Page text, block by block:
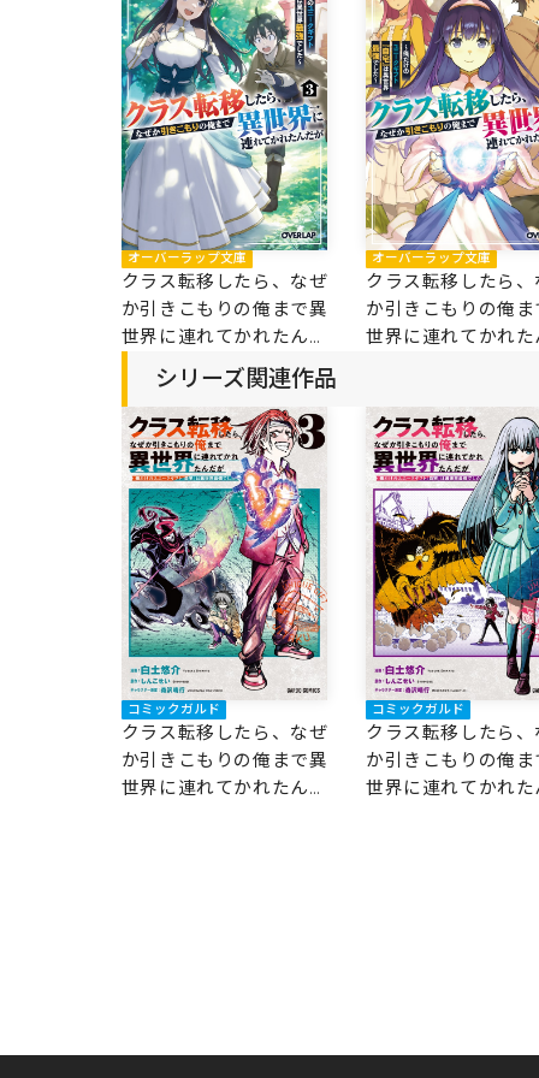
オーバーラップ文庫
クラス転移したら、なぜ
か引きこもりの俺まで異
世界に連れてかれたんだ
が 3 ～俺だけのユニー
クギフト『自宅』は異世
界最強でした～
オーバーラップ文庫
クラス転移したら、
か引きこもりの俺ま
世界に連れてかれた
界最強でした～
シリーズ関連作品
コミックガルド
クラス転移したら、なぜ
か引きこもりの俺まで異
世界に連れてかれたんだ
コミックガルド
クラス転移したら、
か引きこもりの俺ま
世界に連れてかれた